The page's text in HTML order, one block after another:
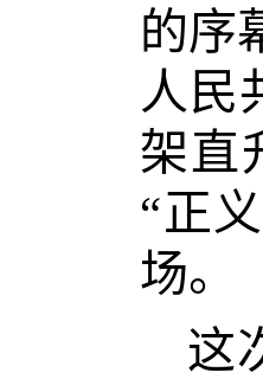
的序
人民
架直
“正
场。
这